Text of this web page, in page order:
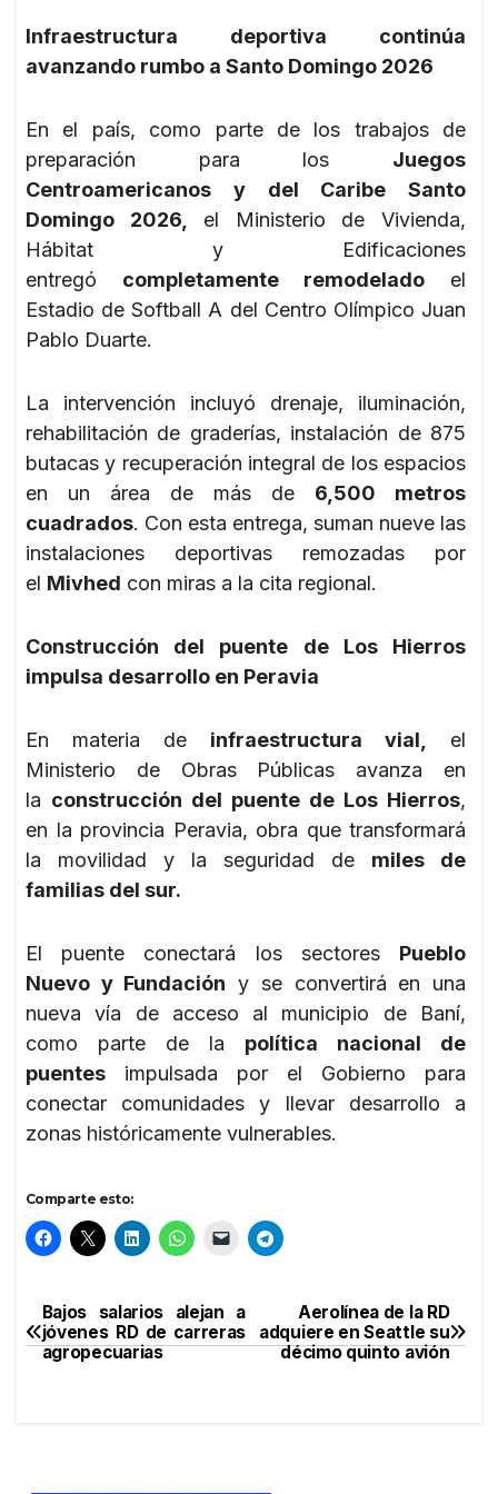
Infraestructura deportiva continúa
avanzando rumbo a Santo Domingo 2026
En el país, como parte de los trabajos de
preparación para los Juegos
Centroamericanos y del Caribe Santo
Domingo 2026,
el Ministerio de Vivienda,
Hábitat y Edificaciones
entregó completamente remodelado el
Estadio de Softball A del Centro Olímpico Juan
Pablo Duarte.
La intervención incluyó drenaje, iluminación,
rehabilitación de graderías, instalación de 875
butacas y recuperación integral de los espacios
en un área de más de 6,500 metros
cuadrados. Con esta entrega, suman nueve las
instalaciones deportivas remozadas por
el Mivhed con miras a la cita regional.
Construcción del puente de Los Hierros
impulsa desarrollo en Peravia
En materia de infraestructura vial,
el
Ministerio de Obras Públicas avanza en
la construcción del puente de Los Hierros,
en la provincia Peravia, obra que transformará
la movilidad y la seguridad de miles de
familias del sur.
El puente conectará los sectores Pueblo
Nuevo y Fundación y se convertirá en una
nueva vía de acceso al municipio de Baní,
como parte de la política nacional de
puentes impulsada por el Gobierno para
conectar comunidades y llevar desarrollo a
zonas históricamente vulnerables.
Comparte esto:
Navegación
de
Aerolínea de la RD
adquiere en Seattle su
décimo quinto avión
Bajos salarios alejan a
jóvenes RD de carreras
agropecuarias